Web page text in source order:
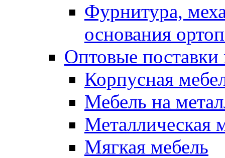
Фурнитура,
основания
Оптовые поставки
Корпусная
Мебель на
Металлическая
Мягкая мебель